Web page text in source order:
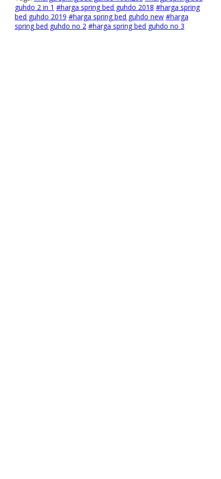
guhdo 2 in 1 #harga spring bed guhdo 2018 #harga spring
bed guhdo 2019 #harga spring bed guhdo new #harga
spring bed guhdo no 2 #harga spring bed guhdo no 3